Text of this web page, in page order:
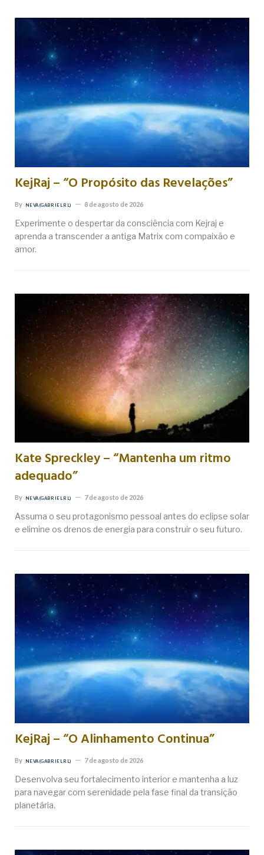
KejRaj – “O Propósito das Revelações”
By NEVA (GABRIEL RL) 8 de agosto de 2026
Experimente o despertar da consciência com Kejraj e
aprenda a transcender a antiga Matrix com compaixão e
amor.
Kate Spreckley – “Mantenha um ritmo
adequado”
By NEVA (GABRIEL RL) 7 de agosto de 2026
Assuma o seu protagonismo pessoal antes do eclipse solar
e elimine os drenos de energia para construir o seu futuro.
KejRaj – “O Alinhamento Continua”
By NEVA (GABRIEL RL) 7 de agosto de 2026
Desenvolva seu fortalecimento interior e mantenha a luz
para navegar com serenidade pela fase final da transição
planetária.